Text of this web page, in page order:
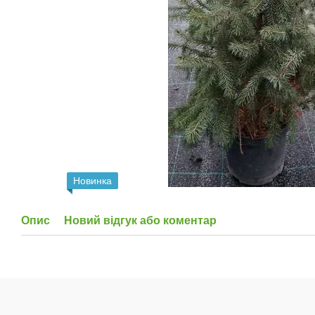
Новинка
Опис Новий відгук або коментар